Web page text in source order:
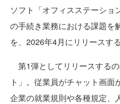
ソフト「オフィスステーショ
の手続き業務における課題を
を、2026年4月にリリースする
第1弾としてリリースする
ト」。従業員がチャット画面
企業の就業規則や各種規定、